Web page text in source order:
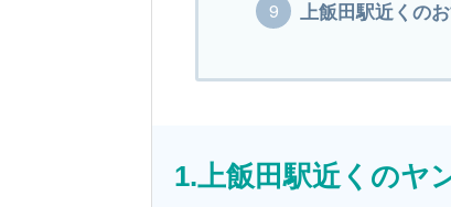
上飯田駅近くの
1.上飯田駅近くのヤ